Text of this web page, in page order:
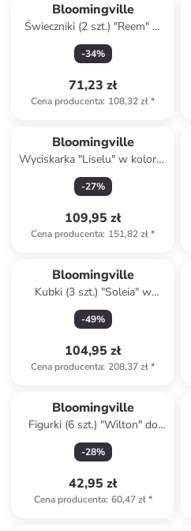
Bloomingville
Świeczniki (2 szt.) "Reem" w
kolorze biało-jasnobrązowym
- 7 x 8 x 4 cm
-34%
71,23 zł
Cena producenta: 108,32 zł*
Bloomingville
Wyciskarka "Liselu" w kolorze
zielonym do cytrusów - wys.
15,5 x Ø 17 cm
-27%
109,95 zł
Cena producenta: 151,82 zł*
Bloomingville
Kubki (3 szt.) "Soleia" w
kolorze beżowo-
jasnobrązowym - 390 ml
-49%
104,95 zł
Cena producenta: 208,37 zł*
Bloomingville
Figurki (6 szt.) "Wilton" do
zabawy - 2+
-28%
42,95 zł
Cena producenta: 60,47 zł*